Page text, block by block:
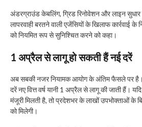
अंडरग्राउंड केबलिंग, ग्रिड रिनोवेशन और लाइन सुधार
लापरवाही बरतने वाली एजेंसियों के खिलाफ कार्रवाई के
को नियमित रूप से सुनिश्चित करने को कहा।
1 अप्रैल से लागू हो सकती हैं नई दरें
अब सबकी नजर नियामक आयोग के अंतिम फैसले पर
दरें नए वित्त वर्ष यानी 1 अप्रैल से लागू की जाती हैं।
मंजूरी मिलती है, तो प्रदेशभर के लाखों उपभोक्ताओं के
को मिलेगी।